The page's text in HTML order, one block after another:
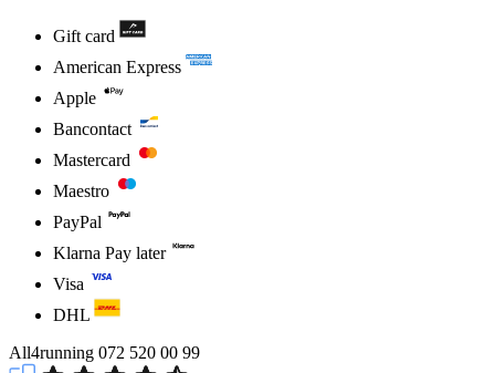
Gift card
American Express
Apple
Bancontact
Mastercard
Maestro
PayPal
Klarna Pay later
Visa
DHL
All4running 072 520 00 99